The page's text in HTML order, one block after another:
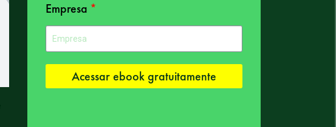
Empresa
Acessar ebook gratuitamente